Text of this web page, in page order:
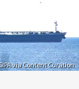
via Content Curation